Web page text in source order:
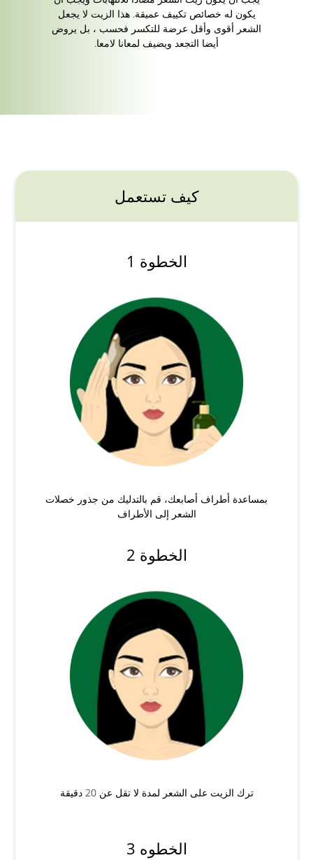
يكون له خصائص تكييف عميقة. هذا الزيت لا يجعل
الشعر أقوى وأقل عرضة للتكسر فحسب ، بل يروض
أيضا التجعد ويضيف لمعانا لامعا.
كيف تستعمل
الخطوة 1
بمساعدة أطراف أصابعك، قم بالتدليك من جذور خصلات
الشعر إلى الأطراف
الخطوة 2
ترك الزيت على الشعر لمدة لا تقل عن 20 دقيقة
الخطوه 3